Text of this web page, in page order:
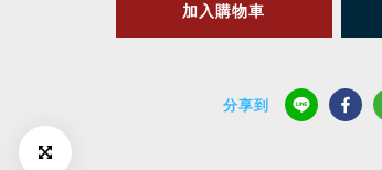
加入購物車
分享到